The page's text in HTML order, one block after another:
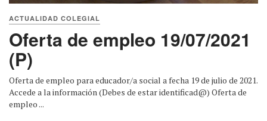
ACTUALIDAD COLEGIAL
Oferta de empleo 19/07/2021
(P)
Oferta de empleo para educador/a social a fecha 19 de julio de 2021.
Accede a la información (Debes de estar identificad@) Oferta de
empleo ...